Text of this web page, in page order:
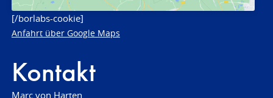
[/borlabs-cookie]
Anfahrt über Google Maps
Kontakt
Marc von Harten